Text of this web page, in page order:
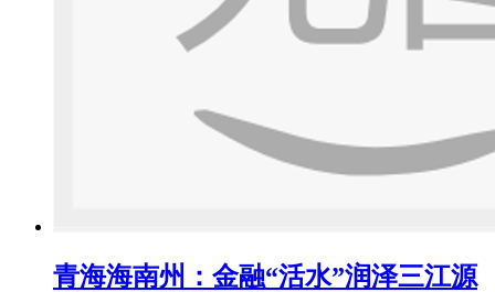
青海海南州：金融“活水”润泽三江源